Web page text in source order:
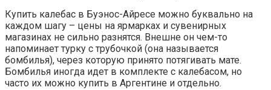
Купить калебас в Буэнос-Айресе можно буквально на
каждом шагу – цены на ярмарках и сувенирных
магазинах не сильно разнятся. Внешне он чем-то
напоминает турку с трубочкой (она называется
бомбилья), через которую принято потягивать мате.
Бомбилья иногда идет в комплекте с калебасом, но
часто их можно купить в Аргентине и отдельно.